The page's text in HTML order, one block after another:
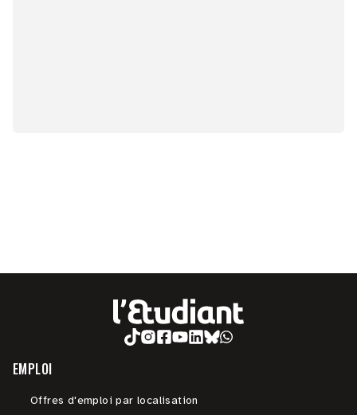
EMPLOI
Offres d'emploi par localisation